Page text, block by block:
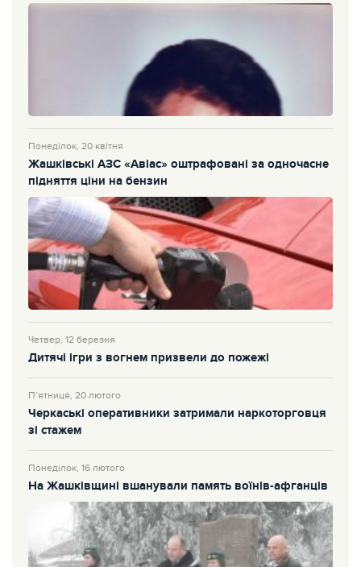
Понеділок, 20 квітня
Жашківські АЗС «Авіас» оштрафовані за одночасне
підняття ціни на бензин
Четвер, 12 березня
Дитячі ігри з вогнем призвели до пожежі
П’ятниця, 20 лютого
Черкаські оперативники затримали наркоторговця
зі стажем
Понеділок, 16 лютого
На Жашківщині вшанували память воїнів-афганців